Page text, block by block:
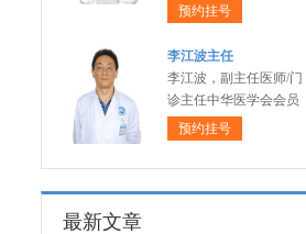
预约挂号
李江波主任
李江波，副主任医师/门
诊主任中华医学会会员
预约挂号
最新文章